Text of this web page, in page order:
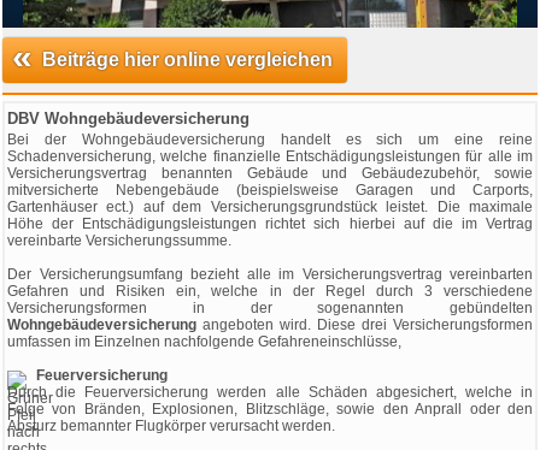
« Beiträge hier online vergleichen
DBV Wohngebäudeversicherung
Bei der Wohngebäudeversicherung handelt es sich um eine reine
Schadenversicherung, welche finanzielle Entschädigungsleistungen für alle im
Versicherungsvertrag benannten Gebäude und Gebäudezubehör, sowie
mitversicherte Nebengebäude (beispielsweise Garagen und Carports,
Gartenhäuser ect.) auf dem Versicherungsgrundstück leistet. Die maximale
Höhe der Entschädigungsleistungen richtet sich hierbei auf die im Vertrag
vereinbarte Versicherungssumme.
Der Versicherungsumfang bezieht alle im Versicherungsvertrag vereinbarten
Gefahren und Risiken ein, welche in der Regel durch 3 verschiedene
Versicherungsformen in der sogenannten gebündelten
Wohngebäudeversicherung angeboten wird. Diese drei Versicherungsformen
umfassen im Einzelnen nachfolgende Gefahreneinschlüsse,
Feuerversicherung
Durch die Feuerversicherung werden alle Schäden abgesichert, welche in
Folge von Bränden, Explosionen, Blitzschläge, sowie den Anprall oder den
Absturz bemannter Flugkörper verursacht werden.